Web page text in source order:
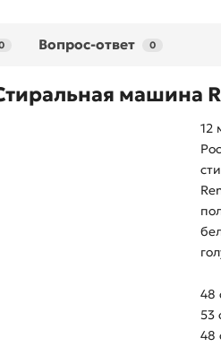
Вопрос-ответ 0
машина
12
48
53
48